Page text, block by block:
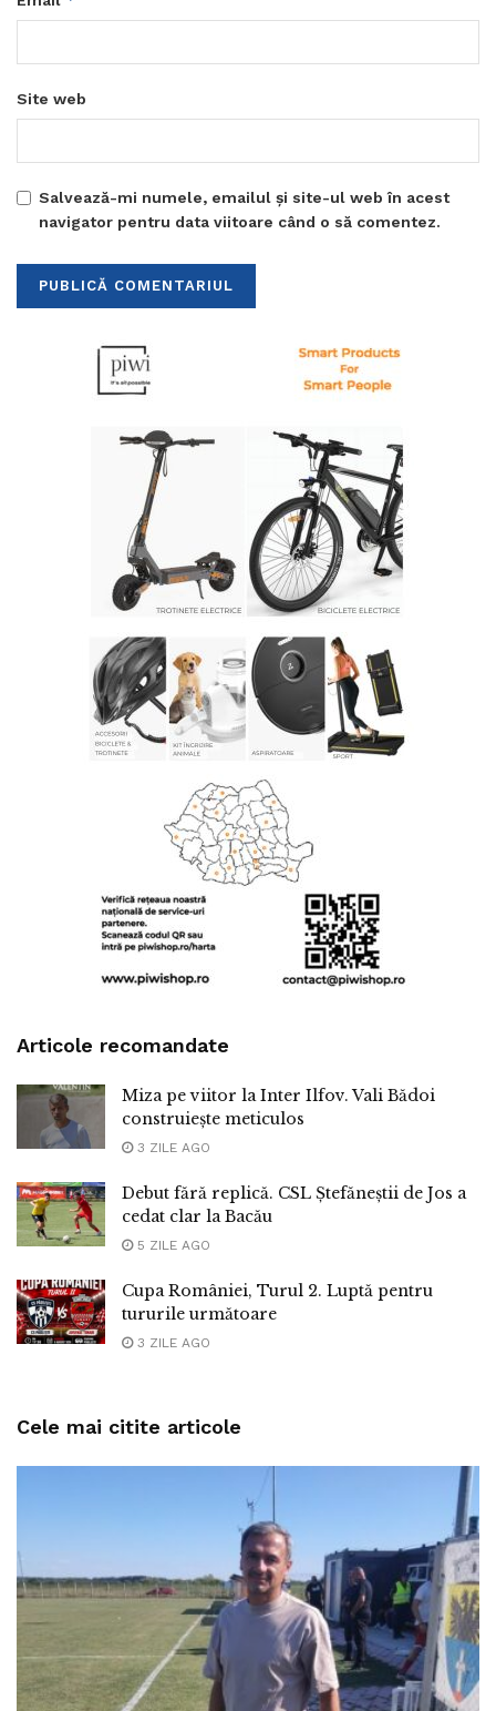
Site web
Salvează-mi numele, emailul și site-ul web în acest
navigator pentru data viitoare când o să comentez.
Articole recomandate
Miza pe viitor la Inter Ilfov. Vali Bădoi
construiește meticulos
3 ZILE AGO
Debut fără replică. CSL Ștefăneștii de Jos a
cedat clar la Bacău
5 ZILE AGO
Cupa României, Turul 2. Luptă pentru
tururile următoare
3 ZILE AGO
Cele mai citite articole